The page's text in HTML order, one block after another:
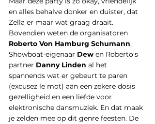
en alles behalve donker en duister, dat
Zella er maar wat graag draait.
Bovendien weten de organisatoren
Roberto Von Hamburg Schumann,
Showboat-eigenaar Dew en Roberto's
partner Danny Linden al het
spannends wat er gebeurt te paren
(excusez le mot) aan een zekere dosis
gezelligheid en een liefde voor
elektronische dansmuziek. En dat maak
je zelden mee op dit genre feesten. De